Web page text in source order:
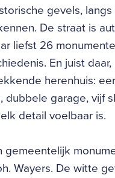
gevels,
De straat is
liefst 26
En juist
herenhuis:
dubbele garage, vijf
detail voelbaar is.
Wayers. De witte